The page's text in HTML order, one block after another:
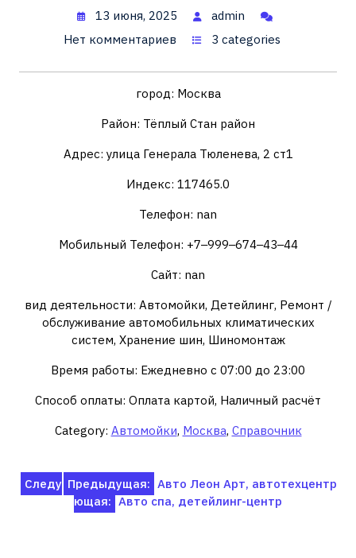
13 июня, 2025
admin
Нет комментариев
3 categories
город: Москва
Район: Тёплый Стан район
Адрес: улица Генерала Тюленева, 2 ст1
Индекс: 117465.0
Телефон: nan
Мобильный Телефон: +7‒999‒674‒43‒44
Сайт: nan
вид деятельности: Автомойки, Детейлинг, Ремонт /
обслуживание автомобильных климатических
систем, Хранение шин, Шиномонтаж
Время работы: Ежедневно с 07:00 до 23:00
Способ оплаты: Оплата картой, Наличный расчёт
Category: Автомойки, Москва, Справочник
Навигация
Предыдущая: Авто Леон Арт, автотехцентр
Следу
ющая: Авто спа, детейлинг-центр